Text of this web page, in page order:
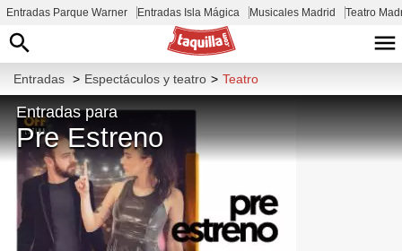
Entradas Parque Warner Entradas Isla Mágica Musicales Madrid Teatro
Entradas > Espectáculos y teatro > Teatro
Entradas para
Pre Estreno